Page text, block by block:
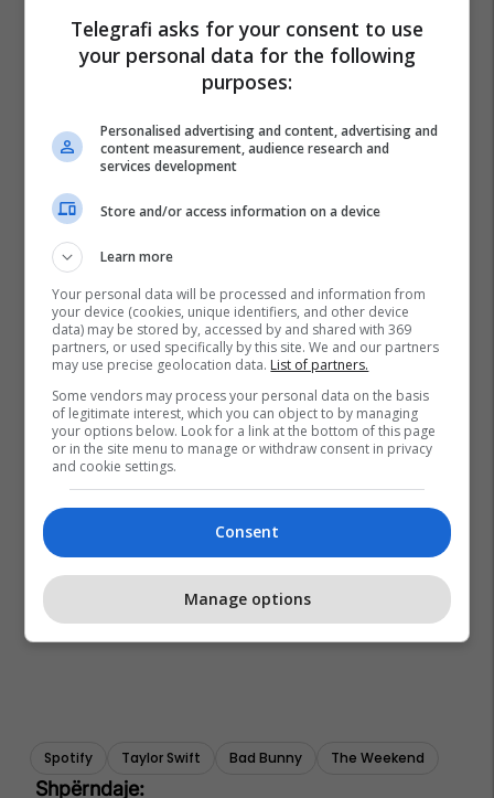
Spotify Taylor Swift Bad Bunny The Weekend
Telegrafi asks for your consent to use
your personal data for the following
purposes:
Personalised advertising and content, advertising and
content measurement, audience research and
services development
Store and/or access information on a device
Learn more
Your personal data will be processed and information from
your device (cookies, unique identifiers, and other device
data) may be stored by, accessed by and shared with 369
partners, or used specifically by this site. We and our partners
may use precise geolocation data. List of partners.
Some vendors may process your personal data on the basis
of legitimate interest, which you can object to by managing
your options below. Look for a link at the bottom of this page
or in the site menu to manage or withdraw consent in privacy
and cookie settings.
Consent
Manage options